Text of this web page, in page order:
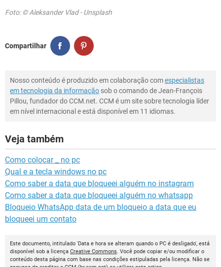
Foto: © Aleksander Vlad - Unsplash
Compartilhar
Nosso conteúdo é produzido em colaboração comespecialistas
em tecnologia da informação sob o comando de Jean-François
Pillou, fundador do CCM.net. CCM é um site sobre tecnologia líder
em nível internacional e está disponível em 11 idiomas.
Veja também
Como colocar _ no pc
Qual e a tecla windows no pc
Como saber a data que bloqueei alguém no instagram
Como saber a data que bloqueei alguém no whatsapp
Bloqueio WhatsApp data de um bloqueio a data que eu
bloqueei um contato
Este documento, intitulado 'Data e hora se alteram quando o PC é desligado', está
disponível sob a licença Creative Commons. Você pode copiar e/ou modificar o
conteúdo desta página com base nas condições estipuladas pela licença. Não se